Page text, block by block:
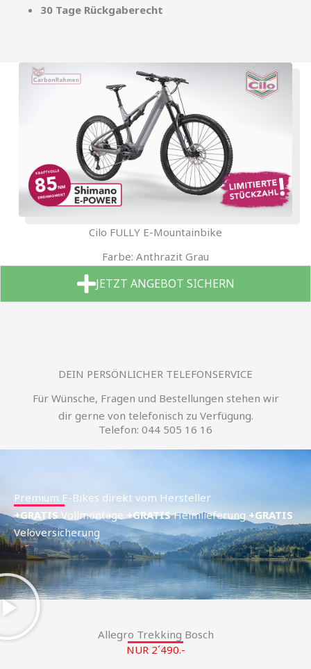
30 Tage Rückgaberecht
Cilo FULLY E-Mountainbike
Farbe: Anthrazit Grau
JETZT ANGEBOT SICHERN
DEIN PERSÖNLICHER TELEFONSERVICE
Für Wünsche, Fragen und Bestellungen stehen wir
dir gerne von telefonisch zu Verfügung.
Telefon: 044 505 16 16
Premium E-Bikes direkt vom Hersteller
+GRATIS Vollmontage +GRATISHeimlieferung +GRATIS
Veloversicherung
Allegro Trekking Bosch
NUR 2´490.-